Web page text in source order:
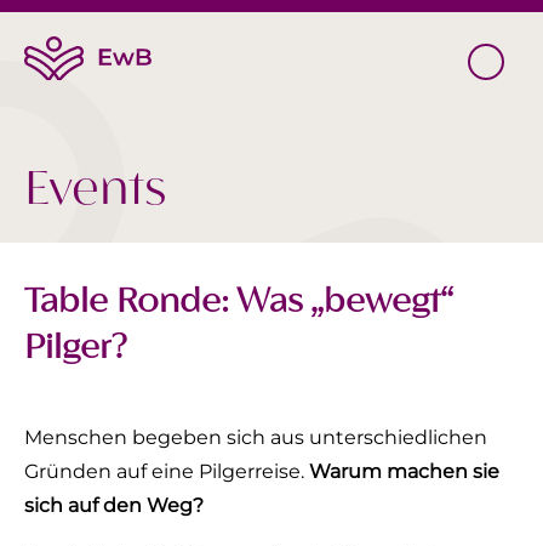
Events
Table Ronde: Was „bewegt“
Pilger?
Menschen begeben sich aus unterschiedlichen
Gründen auf eine Pilgerreise. Warum machen sie
sich auf den Weg?